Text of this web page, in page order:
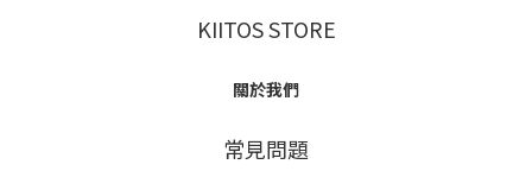
KIITOS STORE
關於我們
常見問題